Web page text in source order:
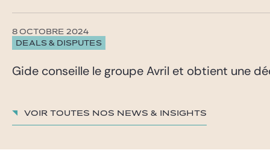
DEALS & DISPUTES
8 OCTOBRE 2024
Gide conseille le groupe Avril et obtient une
Voir toutes nos News & insights